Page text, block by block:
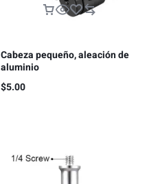
Cabeza pequeño, aleación de
aluminio
$5.00